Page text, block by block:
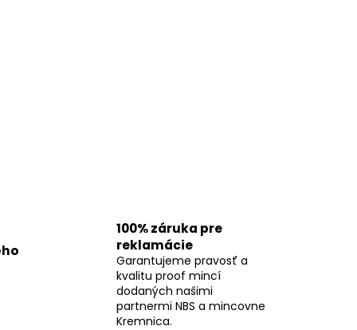
100% záruka pre
reklamácie
Garantujeme pravosť a
kvalitu proof mincí
dodaných našimi
partnermi NBS a mincovne
Kremnica.